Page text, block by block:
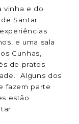
vinha e do
Santar
e uma sala
Cunhas,
de pratos
Alguns dos
fazem parte
estão